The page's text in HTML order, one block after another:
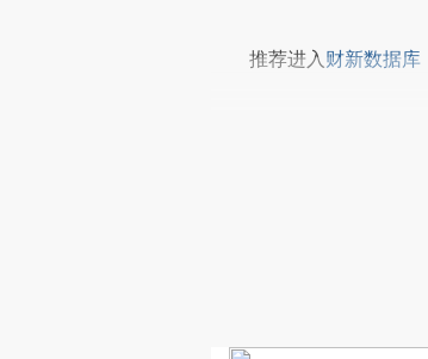
推荐进入 财新数据库